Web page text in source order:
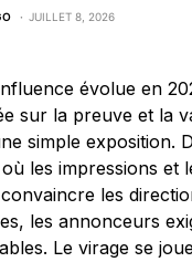
JUILLET 8, 2026
évolue en
sur la preuve et la
simple exposition.
les impressions et
les
les annonceurs
Le virage se